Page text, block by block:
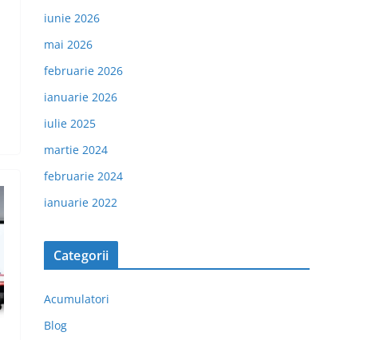
iunie 2026
mai 2026
februarie 2026
ianuarie 2026
iulie 2025
martie 2024
februarie 2024
ianuarie 2022
Categorii
Acumulatori
Blog